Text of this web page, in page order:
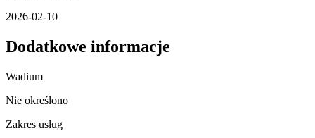
2026-02-10
Dodatkowe informacje
Wadium
Nie określono
Zakres usług